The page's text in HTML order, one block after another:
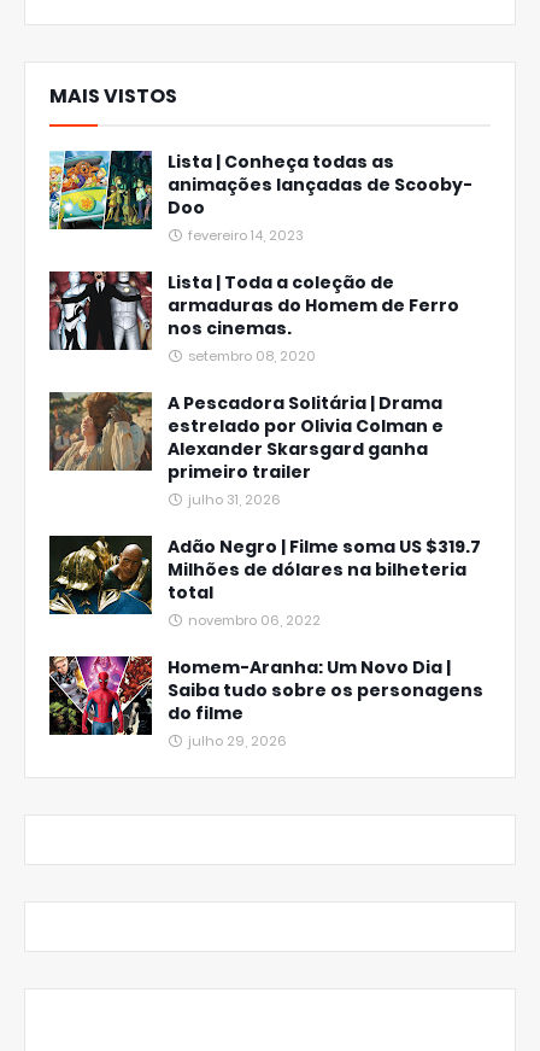
MAIS VISTOS
Lista | Conheça todas as
animações lançadas de Scooby-
Doo
fevereiro 14, 2023
Lista | Toda a coleção de
armaduras do Homem de Ferro
nos cinemas.
setembro 08, 2020
A Pescadora Solitária | Drama
estrelado por Olivia Colman e
Alexander Skarsgard ganha
primeiro trailer
julho 31, 2026
Adão Negro | Filme soma US $319.7
Milhões de dólares na bilheteria
total
novembro 06, 2022
Homem-Aranha: Um Novo Dia |
Saiba tudo sobre os personagens
do filme
julho 29, 2026